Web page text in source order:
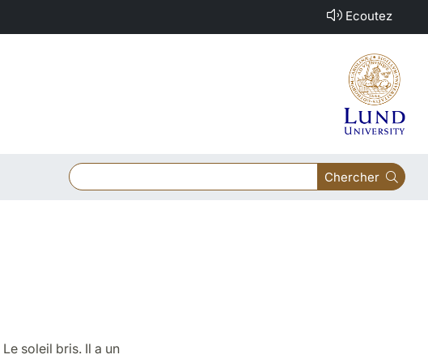
Ecoutez
Chercher
soleil bris. Il a un